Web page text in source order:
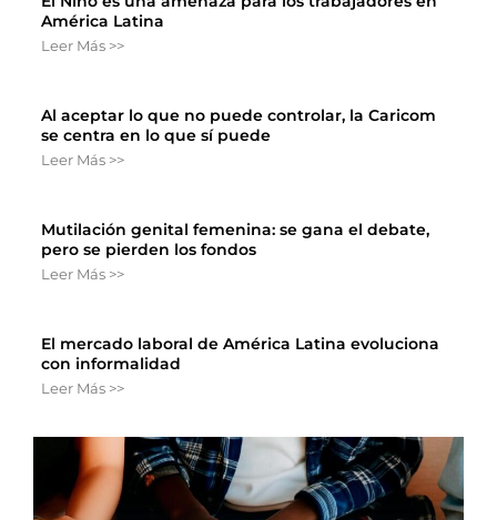
América Latina
Leer Más >>
Al aceptar lo que no puede controlar, la Caricom
se centra en lo que sí puede
Leer Más >>
Mutilación genital femenina: se gana el debate,
pero se pierden los fondos
Leer Más >>
El mercado laboral de América Latina evoluciona
con informalidad
Leer Más >>